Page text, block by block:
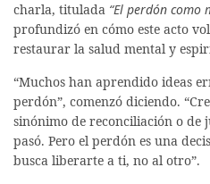
charla, titulada “El perdón como
profundizó en cómo este acto
restaurar la salud mental y
“Muchos han aprendido ideas
perdón”, comenzó diciendo.
sinónimo de reconciliación o de
pasó. Pero el perdón es una
busca liberarte a ti, no al otro”.